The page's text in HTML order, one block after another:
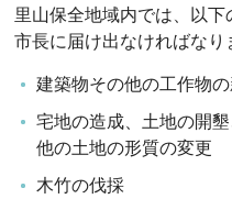
里山保全地域内では、以
市長に届け出なければなり
建築物その他の工作物
宅地の造成、土地の開
他の土地の形質の変更
木竹の伐採